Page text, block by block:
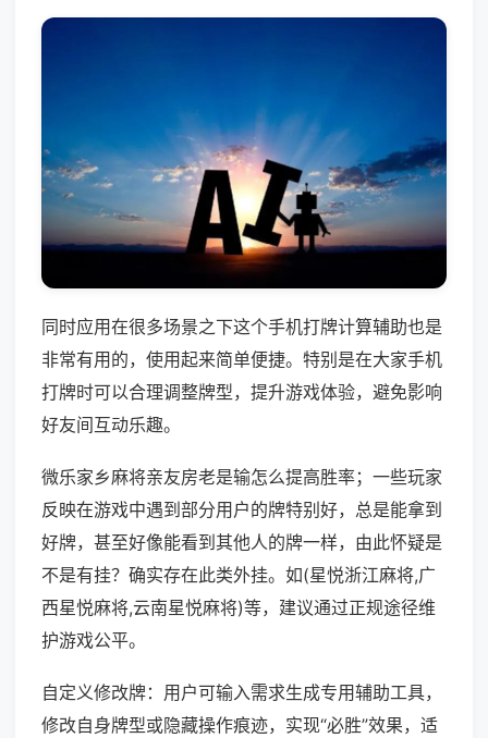
同时应用在很多场景之下这个手机打牌计算辅助也是
非常有用的，使用起来简单便捷。特别是在大家手机
打牌时可以合理调整牌型，提升游戏体验，避免影响
好友间互动乐趣。
微乐家乡麻将亲友房老是输怎么提高胜率；一些玩家
反映在游戏中遇到部分用户的牌特别好，总是能拿到
好牌，甚至好像能看到其他人的牌一样，由此怀疑是
不是有挂？确实存在此类外挂。如(星悦浙江麻将,广
西星悦麻将,云南星悦麻将)等，建议通过正规途径维
护游戏公平。
自定义修改牌：用户可输入需求生成专用辅助工具，
修改自身牌型或隐藏操作痕迹，实现“必胜”效果，适